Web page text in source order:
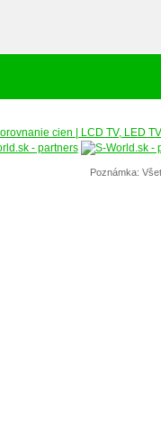
Poznámka: